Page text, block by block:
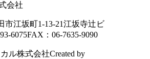
会社
市江坂町1-13-21江坂寺辻ビ
6075FAX：06-7635-9090
ル株式会社Created by